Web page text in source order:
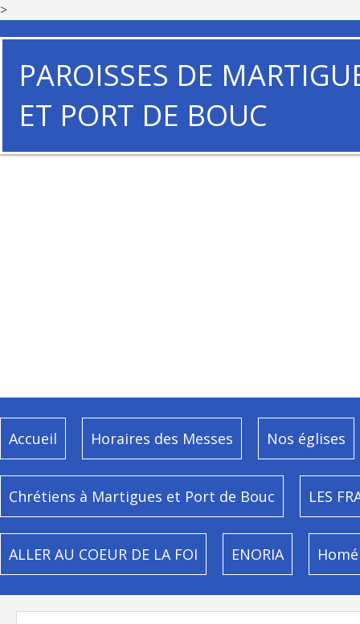
>
PAROISSES DE
ET PORT DE BOUC
Accueil Horaires des Messes Nos églises
Chrétiens à Martigues et Port de Bouc LES
ALLER AU COEUR DE LA FOI ENORIA